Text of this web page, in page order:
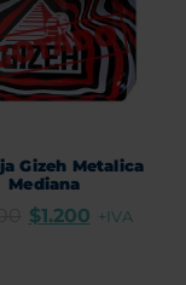
Gizeh Metalica
Mediana
$1.200 +IVA